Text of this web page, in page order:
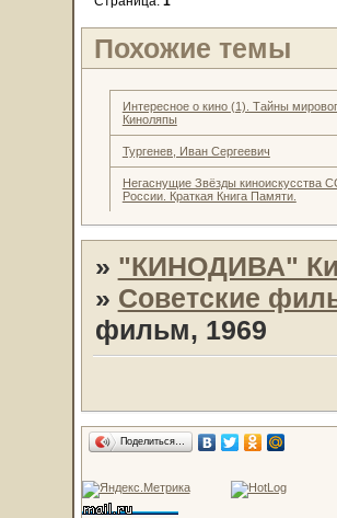
Похожие темы
Интересное о кино (1). Тайны
Киноляпы
Тургенев, Иван Сергеевич
Негаснущие Звёзды киноискусства
России. Краткая Книга Памяти.
» "КИНОДИВА"
» Советские
фильм, 1969
Поделиться…